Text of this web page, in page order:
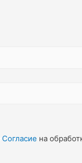
Согласие на